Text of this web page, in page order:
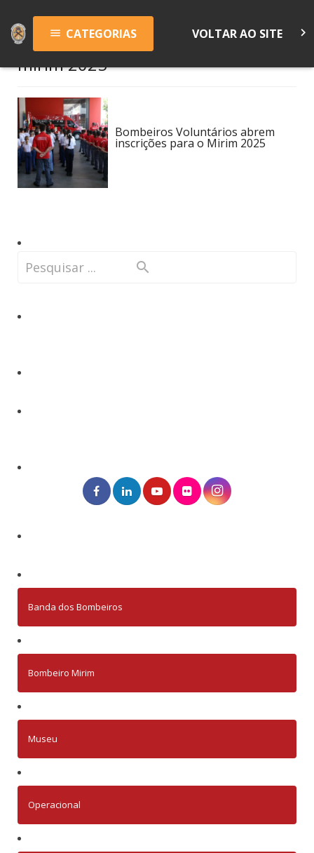
menu CATEGORIAS VOLTAR AO SITE keyboard_arrow_right
mirim 2025
Bombeiros Voluntários abrem
inscrições para o Mirim 2025
Banda dos Bombeiros
Bombeiro Mirim
Museu
Operacional